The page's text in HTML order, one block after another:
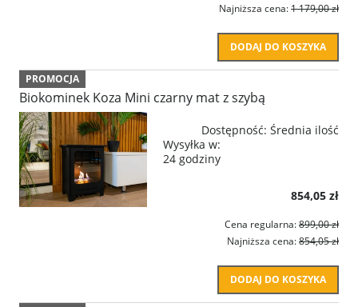
Najniższa cena:1 179,00 zł
DODAJ DO KOSZYKA
Biokominek Koza Mini czarny mat z szybą
Dostępność: Średnia ilość
Wysyłka w:
24 godziny
854,05 zł
Cena regularna:899,00 zł
Najniższa cena:854,05 zł
DODAJ DO KOSZYKA
PROMOCJA